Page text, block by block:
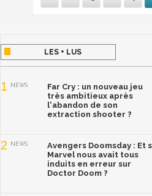
LES + LUS
1 NEWS
Far Cry : un nouveau jeu
très ambitieux après
l'abandon de son
extraction shooter ?
2 NEWS
Avengers Doomsday : Et
Marvel nous avait tous
induits en erreur sur
Doctor Doom ?